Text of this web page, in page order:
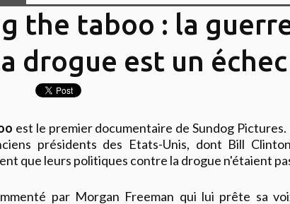
the taboo : la
drogue est un échec
est le premier documentaire de Sundog
présidents des Etats-Unis, dont Bill
que leurs politiques contre la drogue n'étaient
par Morgan Freeman qui lui prête sa